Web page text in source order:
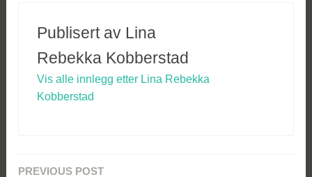
Publisert av Lina
Rebekka Kobberstad
Vis alle innlegg etter Lina Rebekka
Kobberstad
PREVIOUS POST